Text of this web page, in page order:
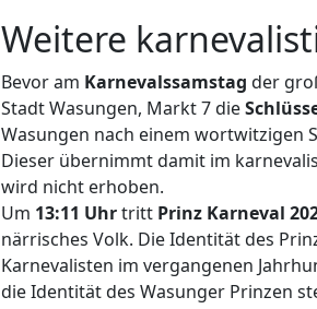
Weitere
Bevor am Karnevalssamstag der
Stadt Wasungen, Markt 7 die
Wasungen nach einem wortwitzigen
Dieser übernimmt damit im
wird nicht erhoben.
Um 13:11 Uhrtritt Prinz Karneval
närrisches Volk. Die Identität des
Karnevalisten im vergangenen
die Identität des Wasunger Prinzen